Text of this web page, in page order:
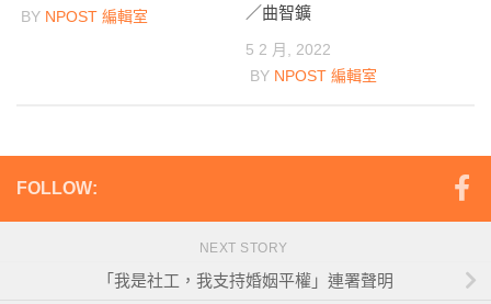
BY NPOST 編輯室
／曲智鑛
5 2 月, 2022
BY NPOST 編輯室
FOLLOW:
NEXT STORY
「我是社工，我支持婚姻平權」連署聲明